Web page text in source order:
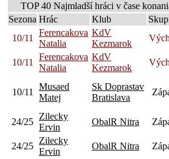
TOP 40 Najmladší hráci v čase
Sezona Hrác Klub
10/11
Ferencakova
Natalia
KdV
Kezmarok
10/11
Ferencakova
Natalia
KdV
Kezmarok
10/11
Musaed
Matej
Sk Doprastav
Bratislava
24/25
Zilecky
Ervin
ObalR Nitra
24/25
Zilecky
Ervin
ObalR Nitra